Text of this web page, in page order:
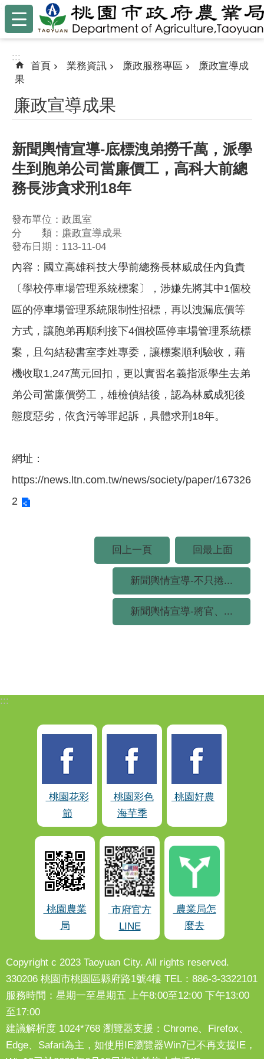
跳到主要內容區塊
:::
:::
首頁 業務資訊 廉政服務專區
廉政宣導成
果
廉政宣導成果
新聞輿情宣導-底標洩弟撈千萬，派學
生到胞弟公司當廉價工，高科大前總
務長涉貪求刑18年
發布單位：政風室
分 類：廉政宣導成果
發布日期：113-11-04
內容：國立高雄科技大學前總務長林威成任內負責
〔學校停車場管理系統標案〕，涉嫌先將其中1個校
區的停車場管理系統限制性招標，再以洩漏底價等
方式，讓胞弟再順利接下4個校區停車場管理系統標
案，且勾結秘書室李姓專委，讓標案順利驗收，藉
機收取1,247萬元回扣，更以實習名義指派學生去弟
弟公司當廉價勞工，雄檢偵結後，認為林威成犯後
態度惡劣，依貪污等罪起訴，具體求刑18年。
網址：
https://news.ltn.com.tw/news/society/paper/167326
2
回上一頁 回最上面
新聞輿情宣導-不只捲...
新聞輿情宣導-將官、...
:::
桃園花彩
節
桃園彩色
海芋季
桃園好農
桃園農業
局
市府官方
LINE
農業局怎
麼去
Copyright c 2023 Taoyuan City. All rights reserved.
330206 桃園市桃園區縣府路1號4樓 TEL：886-3-3322101
服務時間：星期一至星期五 上午8:00至12:00 下午13:00
至17:00
建議解析度 1024*768 瀏覽器支援：Chrome、Firefox、
Edge、Safari為主，如使用IE瀏覽器Win7已不再支援IE，